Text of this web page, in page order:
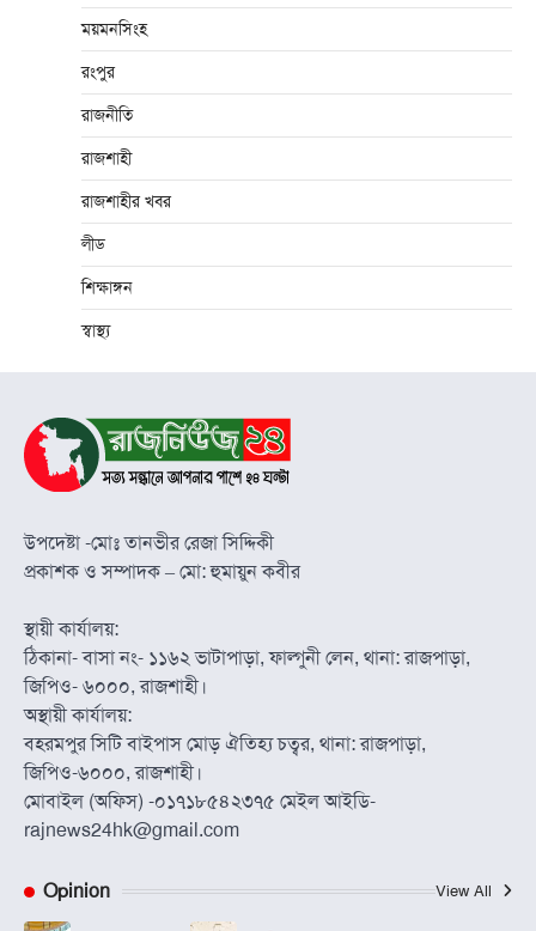
ময়মনসিংহ
রংপুর
রাজনীতি
রাজশাহী
রাজশাহীর খবর
লীড
শিক্ষাঙ্গন
স্বাস্থ্য
উপদেষ্টা -মোঃ তানভীর রেজা সিদ্দিকী
প্রকাশক ও সম্পাদক – মো: হুমায়ুন কবীর
স্থায়ী কার্যালয়:
ঠিকানা- বাসা নং- ১১৬২ ভাটাপাড়া, ফাল্গুনী লেন, থানা: রাজপাড়া,
জিপিও- ৬০০০, রাজশাহী।
অস্থায়ী কার্যালয়:
বহরমপুর সিটি বাইপাস মোড় ঐতিহ্য চত্বর, থানা: রাজপাড়া,
জিপিও-৬০০০, রাজশাহী।
মোবাইল (অফিস) -০১৭১৮৫৪২৩৭৫ মেইল আইডি-
rajnews24hk@gmail.com
Opinion View All